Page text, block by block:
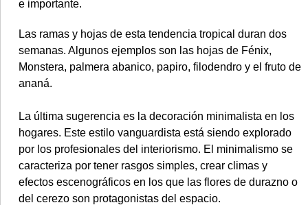
e importante.
Las ramas y hojas de esta tendencia tropical duran dos
semanas. Algunos ejemplos son las hojas de Fénix,
Monstera, palmera abanico, papiro, filodendro y el fruto de
ananá.
La última sugerencia es la decoración minimalista en los
hogares. Este estilo vanguardista está siendo explorado
por los profesionales del interiorismo. El minimalismo se
caracteriza por tener rasgos simples, crear climas y
efectos escenográficos en los que las flores de durazno o
del cerezo son protagonistas del espacio.